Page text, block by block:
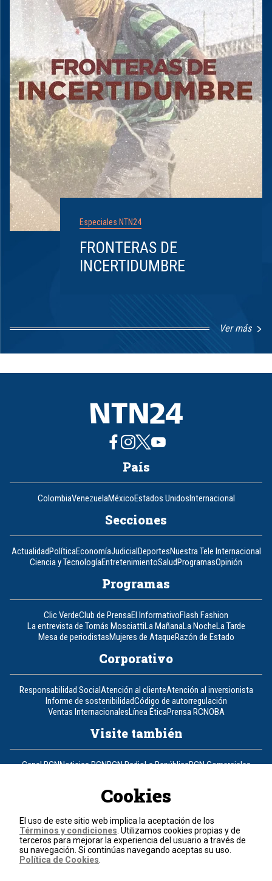
Especiales NTN24
FRONTERAS DE
INCERTIDUMBRE
Ver más
1
8
País
ColombiaVenezuelaMéxicoEstados UnidosInternacional
Secciones
ActualidadPolíticaEconomíaJudicialDeportesNuestra Tele Internacional
Ciencia y TecnologíaEntretenimientoSaludProgramasOpinión
Programas
Clic VerdeClub de PrensaEl InformativoFlash Fashion
La entrevista de Tomás MosciattiLa MañanaLa NocheLa Tarde
Mesa de periodistasMujeres de AtaqueRazón de Estado
Corporativo
Responsabilidad SocialAtención al clienteAtención al inversionista
Informe de sostenibilidadCódigo de autorregulación
Ventas InternacionalesLínea ÉticaPrensa RCNOBA
Visite también
Canal RCNNoticias RCNRCN RadioLa RepúblicaRCN Comerciales
Un producto de RCN Televisión
Contáctenos
Teléfono+57 (601) 426 92 92
Cookies
El uso de este sitio web implica la aceptación de los
Términos y condiciones . Utilizamos cookies propias y de
terceros para mejorar la experiencia del usuario a través de
su navegación. Si continúas navegando aceptas su uso.
Política de Cookies